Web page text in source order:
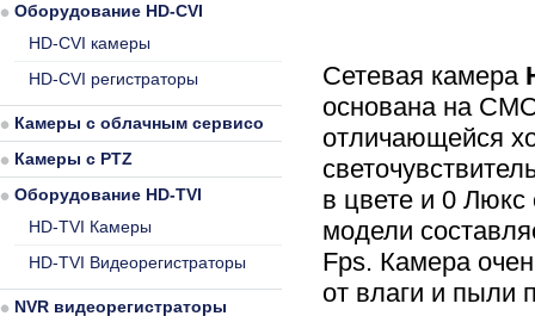
Сетевая камера
основана на
отличающейся
в цвете и 0
модели
Fps. Камера
от влаги и пыли
Оборудование HD-CVI
HD-CVI камеры
HD-CVI регистраторы
Камеры с облачным сервисом
Камеры с PTZ
Оборудование HD-TVI
HD-TVI Камеры
HD-TVI Видеорегистраторы
NVR видеорегистраторы